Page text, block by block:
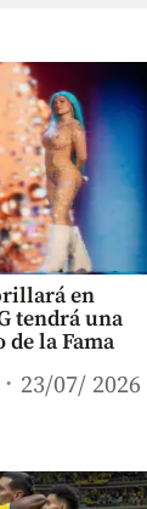
en
tendrá una
de la Fama
23/07/ 2026